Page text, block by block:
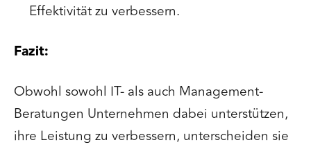
Effektivität zu verbessern.
Fazit:
Obwohl sowohl IT- als auch Management-
Beratungen Unternehmen dabei unterstützen,
ihre Leistung zu verbessern, unterscheiden sie